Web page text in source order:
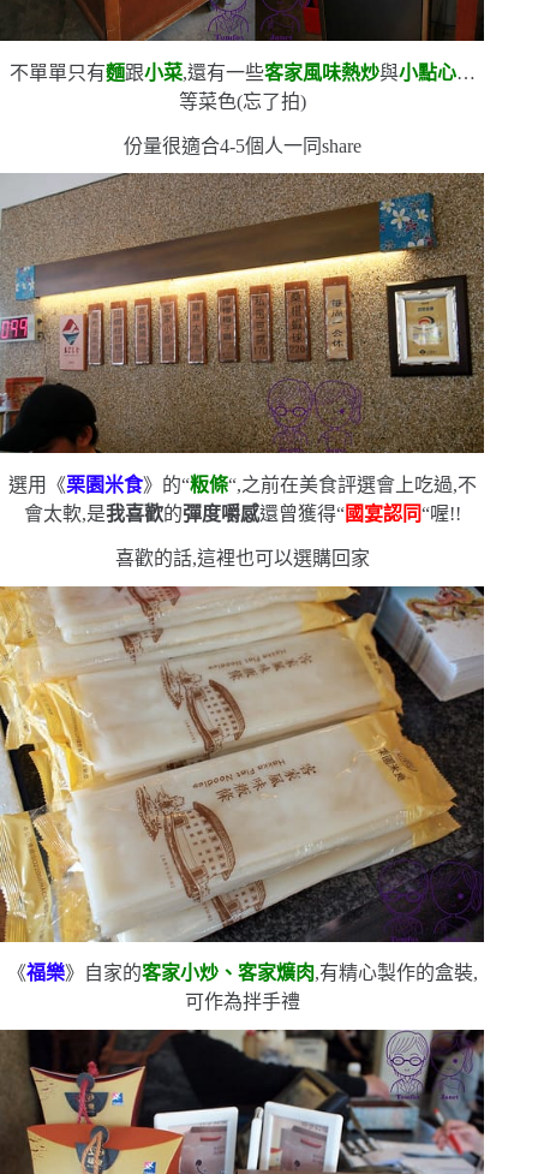
不單單只有麵跟小菜,還有一些客家風味熱炒與小點心…
等菜色(忘了拍)
份量很適合4-5個人一同share
選用《栗園米食》的“粄條“,之前在美食評選會上吃過,不
會太軟,是我喜歡的彈度嚼感還曾獲得“國宴認同“喔!!
喜歡的話,這裡也可以選購回家
《福樂》自家的客家小炒、客家爌肉,有精心製作的盒裝,
可作為拌手禮